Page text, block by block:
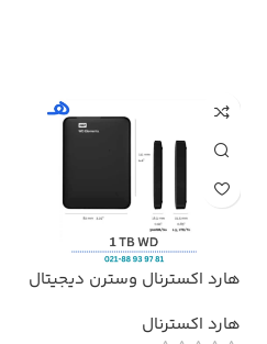
هارد اکسترنال وسترن دیجیتال
هارد اکسترنال